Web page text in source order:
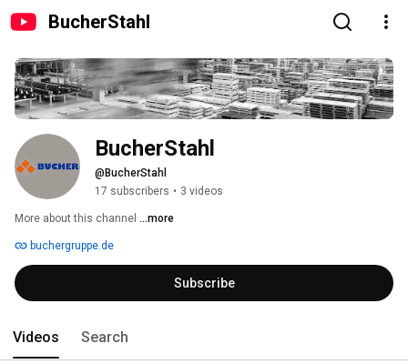
BucherStahl
BucherStahl
@BucherStahl
17 subscribers • 3 videos
More about this channel ...more
buchergruppe.de
Subscribe
Videos Search